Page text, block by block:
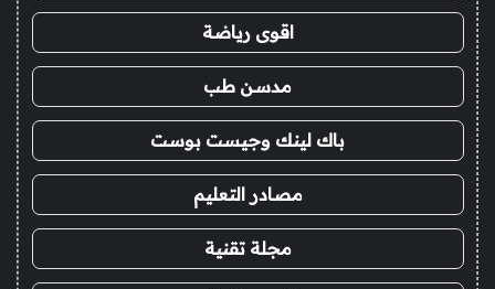
اقوى رياضة
مدسن طب
باك لينك وجيست بوست
مصادر التعليم
مجلة تقنية